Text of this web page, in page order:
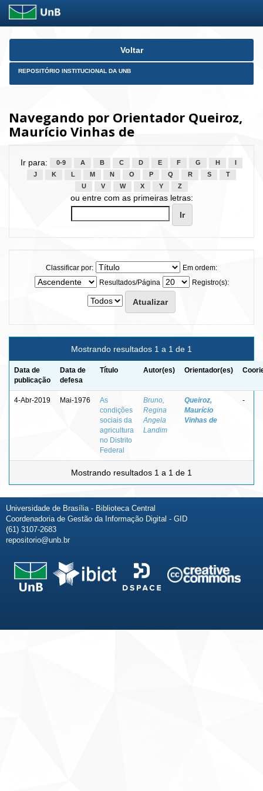
Skip
Voltar
REPOSITÓRIO INSTITUCIONAL DA UNB
Navegando por Orientador Queiroz,
Maurício Vinhas de
Ir para: 0-9 A B C D E F G H
J
K L M N O P Q R S
T
U
V W X Y Z
ou entre com as primeiras letras:
Classificar por:
Em ordem:
Resultados/Página
Registro(s):
Mostrando resultados 1 a 1 de 1
Data de
publicação
Data de
defesa
Título Autor(es) Orientador(es)
4-Abr-2019 Mai-1976
As
condições
sociais da
agricultura
no Distrito
Federal
Bruno,
Regina
Angela
Landim
Queiroz,
Maurício
Vinhas de
-
Mostrando resultados 1 a 1 de 1
Universidade de Brasília - Biblioteca Central
Coordenadoria de Gestão da Informação Digital - GID
(61) 3107-2683
repositorio@unb.br